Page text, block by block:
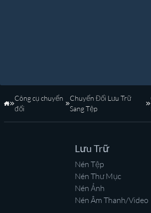
Trang Chủ
Công cụ chuyển
đổi
Chuyển Đổi Lưu Trữ
Sang Tệp
Lưu Trữ
Nén Tệp
Nén Thư Mục
Nén Ảnh
Nén Âm Thanh/Video